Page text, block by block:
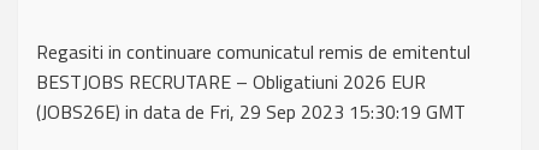
Regasiti in continuare comunicatul remis de emitentul
BESTJOBS RECRUTARE – Obligatiuni 2026 EUR
(JOBS26E) in data de Fri, 29 Sep 2023 15:30:19 GMT